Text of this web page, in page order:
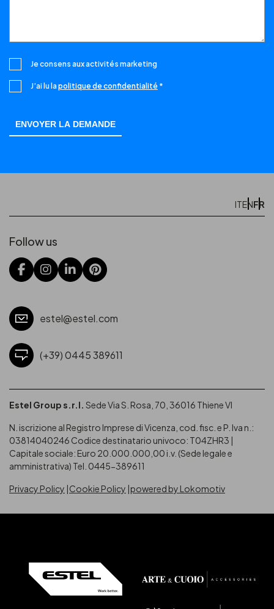
Je consens aux activités marketing
J’ai lu lapolitique de confidentialité *
ITENFR
Follow us
estel@estel.com
(+39) 0445 389611
Estel Group s.r.l. Sede Via S. Rosa, 70, 36016 Thiene VI
N. iscrizione al Registro Imprese di Vicenza, cod. fisc. e P. Iva n.:
03814040246 Codice destinatario univoco: T04ZHR3 |
Capitale sociale: Euro 20.000.000,00 i.v. (Sede legale e
amministrativa) Tel. 0445-389611
Privacy Policy Cookie Policy powered by Lokomotiv